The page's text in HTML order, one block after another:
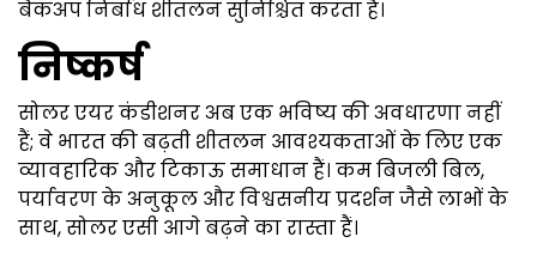
बैकअप निर्बाध शीतलन सुनिश्चित करता है।
निष्कर्ष
सोलर एयर कंडीशनर अब एक भविष्य की अवधारणा नहीं
हैं; वे भारत की बढ़ती शीतलन आवश्यकताओं के लिए एक
व्यावहारिक और टिकाऊ समाधान हैं। कम बिजली बिल,
पर्यावरण के अनुकूल और विश्वसनीय प्रदर्शन जैसे लाभों के
साथ, सोलर एसी आगे बढ़ने का रास्ता हैं।